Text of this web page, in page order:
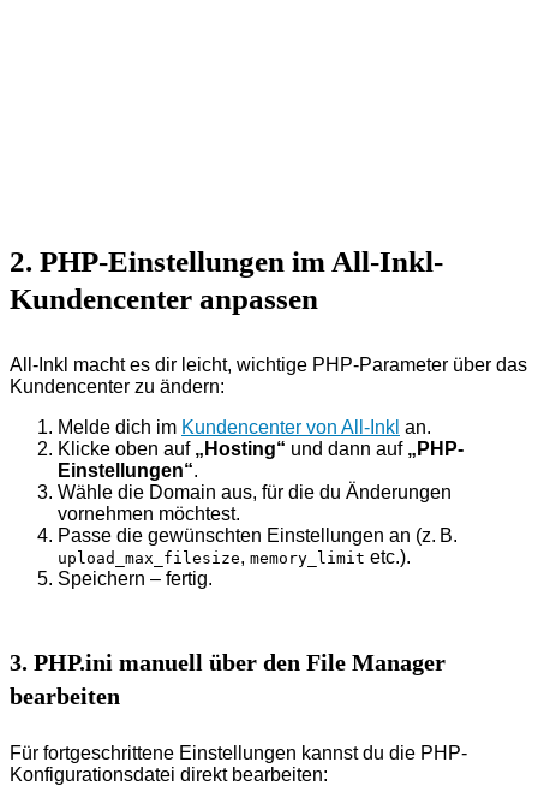
2. PHP-Einstellungen im All-Inkl-
Kundencenter anpassen
All-Inkl macht es dir leicht, wichtige PHP-Parameter über das
Kundencenter zu ändern:
Melde dich im Kundencenter von All-Inkl an.
Klicke oben auf „Hosting“ und dann auf „PHP-
Einstellungen“.
Wähle die Domain aus, für die du Änderungen
vornehmen möchtest.
Passe die gewünschten Einstellungen an (z. B.
upload_max_filesize, memory_limit etc.).
Speichern – fertig.
3. PHP.ini manuell über den File Manager
bearbeiten
Für fortgeschrittene Einstellungen kannst du die PHP-
Konfigurationsdatei direkt bearbeiten: